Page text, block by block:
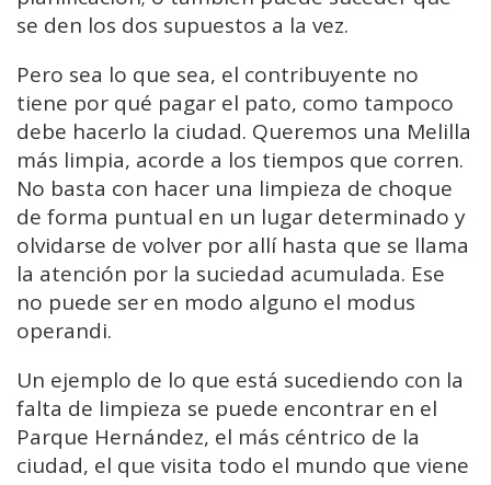
se den los dos supuestos a la vez.
Pero sea lo que sea, el contribuyente no
tiene por qué pagar el pato, como tampoco
debe hacerlo la ciudad. Queremos una Melilla
más limpia, acorde a los tiempos que corren.
No basta con hacer una limpieza de choque
de forma puntual en un lugar determinado y
olvidarse de volver por allí hasta que se llama
la atención por la suciedad acumulada. Ese
no puede ser en modo alguno el modus
operandi.
Un ejemplo de lo que está sucediendo con la
falta de limpieza se puede encontrar en el
Parque Hernández, el más céntrico de la
ciudad, el que visita todo el mundo que viene